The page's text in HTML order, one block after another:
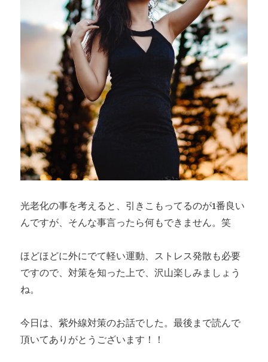
光老化の事を考えると、引きこもってるのが1番良い
んですが、そんな事言ったら何もできません。笑
ほどほどに外にでて軽い運動、ストレス発散も必要
ですので、対策を知った上で、沢山楽しみましょう
ね。
今日は、紫外線対策のお話でした。最後まで読んで
頂いてありがとうございます！！